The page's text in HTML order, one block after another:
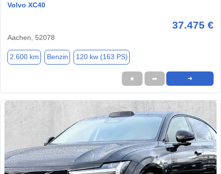
Volvo XC40
37.475 €
Aachen, 52078
2.600 km Benzin 120 kw (163 PS)
★ ➦ ➜